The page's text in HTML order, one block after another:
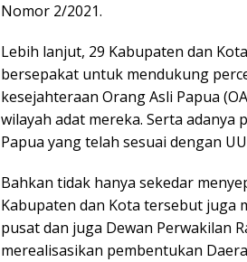
Nomor 2/2021.
Lebih lanjut, 29 Kabupaten dan
bersepakat untuk mendukung
kesejahteraan Orang Asli Papua
wilayah adat mereka. Serta
Papua yang telah sesuai dengan
Bahkan tidak hanya sekedar
Kabupaten dan Kota tersebut juga
pusat dan juga Dewan Perwakilan
merealisasikan pembentukan